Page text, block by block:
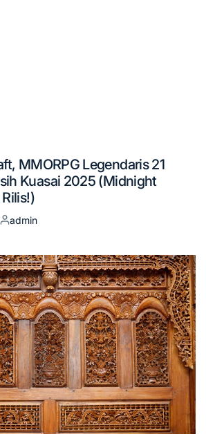
MMORPG Legendaris 21
Kuasai 2025 (Midnight
Posted
admin